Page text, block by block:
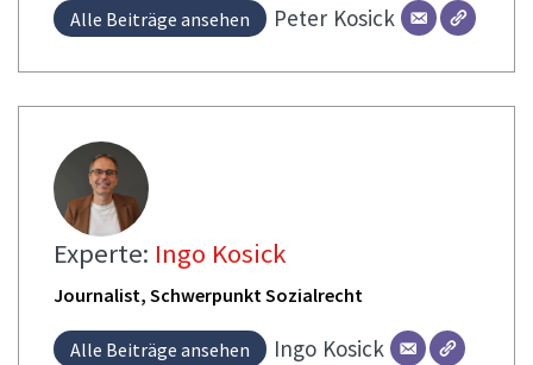
Alle Beiträge ansehen Peter Kosick
Experte: Ingo Kosick
Journalist, Schwerpunkt Sozialrecht
Alle Beiträge ansehen Ingo Kosick